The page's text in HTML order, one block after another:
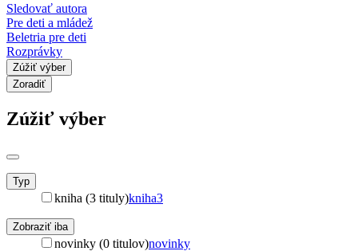
Sledovať autora
Pre deti a mládež
Beletria pre deti
Rozprávky
Zúžiť výber
Zoradiť
Zúžiť výber
Typ
kniha (3 tituly)kniha3
Zobraziť iba
novinky (0 titulov)novinky